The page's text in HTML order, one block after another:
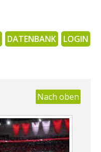
DATENBANK LOGIN
Nach oben